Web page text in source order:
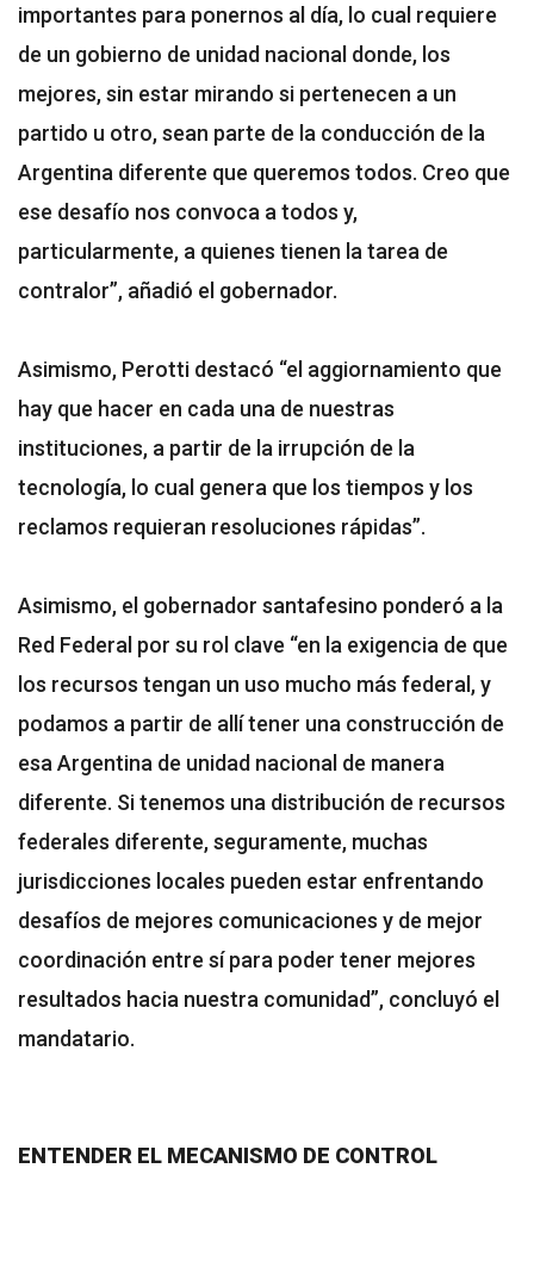
importantes para ponernos al día, lo cual requiere
de un gobierno de unidad nacional donde, los
mejores, sin estar mirando si pertenecen a un
partido u otro, sean parte de la conducción de la
Argentina diferente que queremos todos. Creo que
ese desafío nos convoca a todos y,
particularmente, a quienes tienen la tarea de
contralor”, añadió el gobernador.
Asimismo, Perotti destacó “el aggiornamiento que
hay que hacer en cada una de nuestras
instituciones, a partir de la irrupción de la
tecnología, lo cual genera que los tiempos y los
reclamos requieran resoluciones rápidas”.
Asimismo, el gobernador santafesino ponderó a la
Red Federal por su rol clave “en la exigencia de que
los recursos tengan un uso mucho más federal, y
podamos a partir de allí tener una construcción de
esa Argentina de unidad nacional de manera
diferente. Si tenemos una distribución de recursos
federales diferente, seguramente, muchas
jurisdicciones locales pueden estar enfrentando
desafíos de mejores comunicaciones y de mejor
coordinación entre sí para poder tener mejores
resultados hacia nuestra comunidad”, concluyó el
mandatario.
ENTENDER EL MECANISMO DE CONTROL